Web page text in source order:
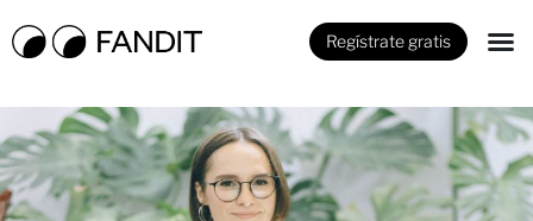
Regístrate gratis